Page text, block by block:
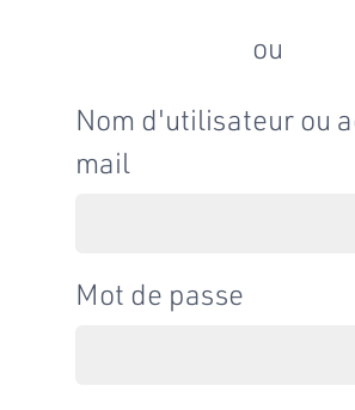
ou
Nom d'utilisateur ou
mail
Mot de passe